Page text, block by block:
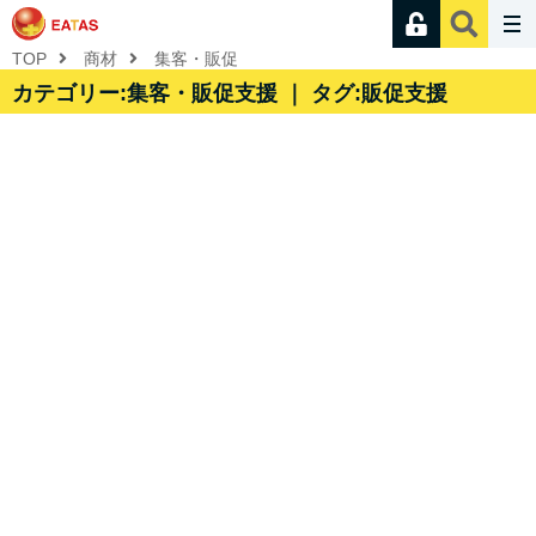
TOP 商材 集客・販促
カテゴリー:集客・販促支援 ｜ タグ:販促支援